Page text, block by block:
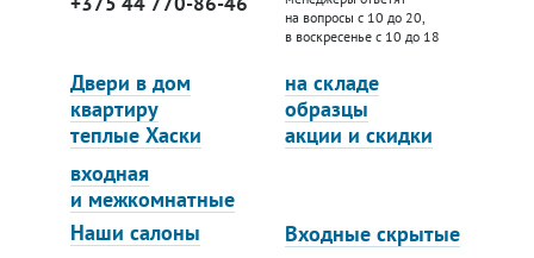
Двери в дом
квартиру
теплые Хаски
на складе
образцы
акции и скидки
входная
и межкомнатные
на вопросы с 10 до 20,
в воскресенье с 10 до 18
Наши салоны
Входные скрытые